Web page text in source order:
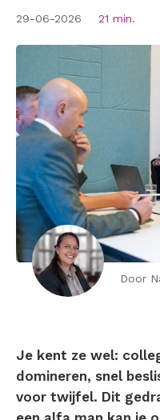
29-06-2026 21 min.
Door
Je kent ze wel:
domineren, snel
voor twijfel. Dit